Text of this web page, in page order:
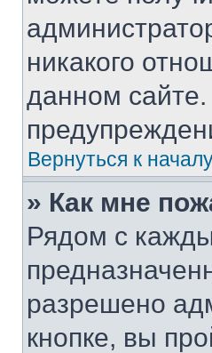
никакого
данном
Вернуться к
» Как мне
Рядом с
разрешено
кнопке, вы